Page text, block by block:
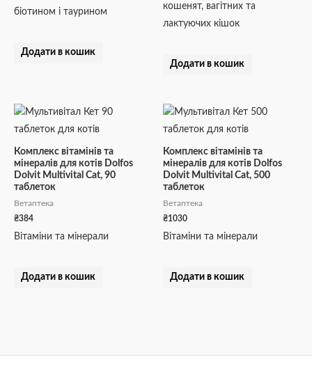
біотином і таурином
Додати в кошик
кошенят, вагітних та
лактуючих кішок
Додати в кошик
Комплекс вітамінів та
мінералів для котів Dolfos
Dolvit Multivital Cat, 90
таблеток
Ветаптека
₴384
Вітаміни та мінерали
Додати в кошик
Комплекс вітамінів та
мінералів для котів Dolfos
Dolvit Multivital Cat, 500
таблеток
Ветаптека
₴1030
Вітаміни та мінерали
Додати в кошик